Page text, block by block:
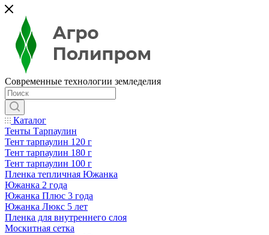
Современные технологии земледелия
Каталог
Тенты Тарпаулин
Тент тарпаулин 120 г
Тент тарпаулин 180 г
Тент тарпаулин 100 г
Пленка тепличная Южанка
Южанка 2 года
Южанка Плюс 3 года
Южанка Люкс 5 лет
Пленка для внутреннего слоя
Москитная сетка